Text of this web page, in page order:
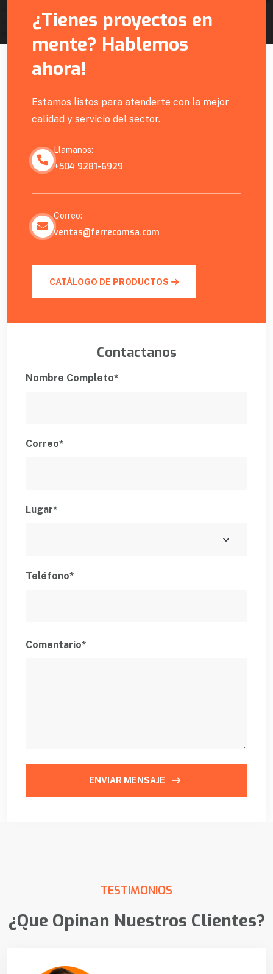
¿Tienes proyectos en
mente? Hablemos
ahora!
Estamos listos para atenderte con la mejor
calidad y servicio del sector.
Llamanos:
+504 9281-6929
Correo:
ventas@ferrecomsa.com
CATÁLOGO DE PRODUCTOS
Contactanos
Nombre Completo*
Correo*
Lugar*
Teléfono*
Comentario*
ENVIAR MENSAJE
TESTIMONIOS
¿Que Opinan Nuestros Clientes?